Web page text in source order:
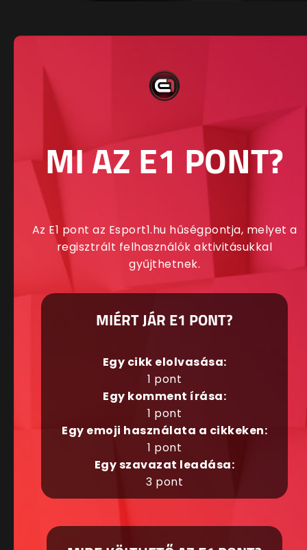
MI AZ E1 PONT?
Az E1 pont az Esport1.hu hűségpontja, melyet a
regisztrált felhasználók aktivitásukkal
gyűjthetnek.
MIÉRT JÁR E1 PONT?
Egy cikk elolvasása:
1 pont
Egy komment írása:
1 pont
Egy emoji használata a cikkeken:
1 pont
Egy szavazat leadása:
3 pont